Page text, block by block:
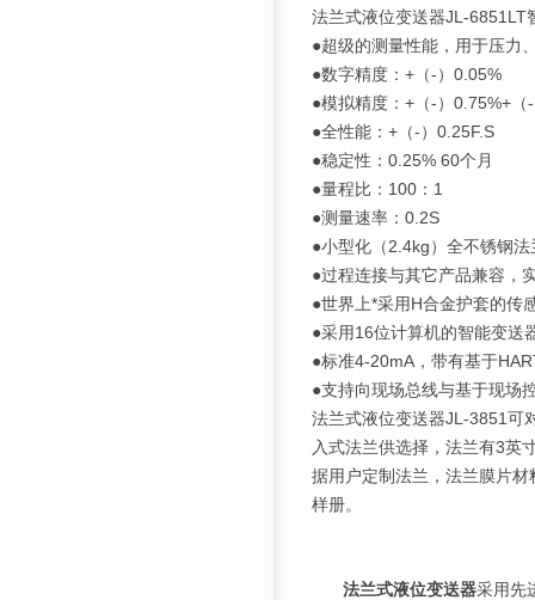
法兰式液位变送器JL-6851LT
●超级的测量性能，用于压力
●数字精度：+（-）0.05%
●模拟精度：+（-）0.75%+（
●全性能：+（-）0.25F.S
●稳定性：0.25% 60个月
●量程比：100：1
●测量速率：0.2S
●小型化（2.4kg）全不锈钢
●过程连接与其它产品兼容，
●世界上*采用H合金护套的传
●采用16位计算机的智能变送
●标准4-20mA，带有基于
●支持向现场总线与基于现场
法兰式液位变送器JL-3851可
入式法兰供选择，法兰有3英
据用户定制法兰，法兰膜片
样册。
法兰式液位变送器采用先